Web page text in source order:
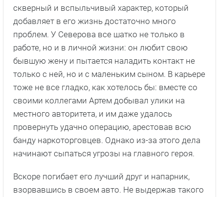
скверный и вспыльчивый характер, который
добавляет в его жизнь достаточно много
проблем. У Северова все шатко не только в
работе, но и в личной жизни: он любит свою
бывшую жену и пытается наладить контакт не
только с ней, но и с маленьким сыном. В карьере
тоже не все гладко, как хотелось бы: вместе со
своими коллегами Артем добывал улики на
местного авторитета, и им даже удалось
провернуть удачно операцию, арестовав всю
банду наркоторговцев. Однако из-за этого дела
начинают сыпаться угрозы на главного героя.
Вскоре погибает его лучший друг и напарник,
взорвавшись в своем авто. Не выдержав такого